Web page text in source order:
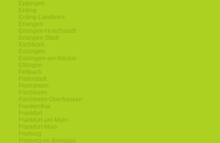
Eppingen
Erding
Erding-Landkreis
Erlangen
Erlangen-Hoechstadt
Erlangen-Stadt
Eschborn
Esslingen
Esslingen-am-Neckar
Ettlingen
Fellbach
Filderstadt
Floersheim
Forchheim
Forchheim-Oberfranken
Frankenthal
Frankfurt
Frankfurt-am-Main
Frankfurt-Main
Freiburg
Freiburg-im-Breisgau